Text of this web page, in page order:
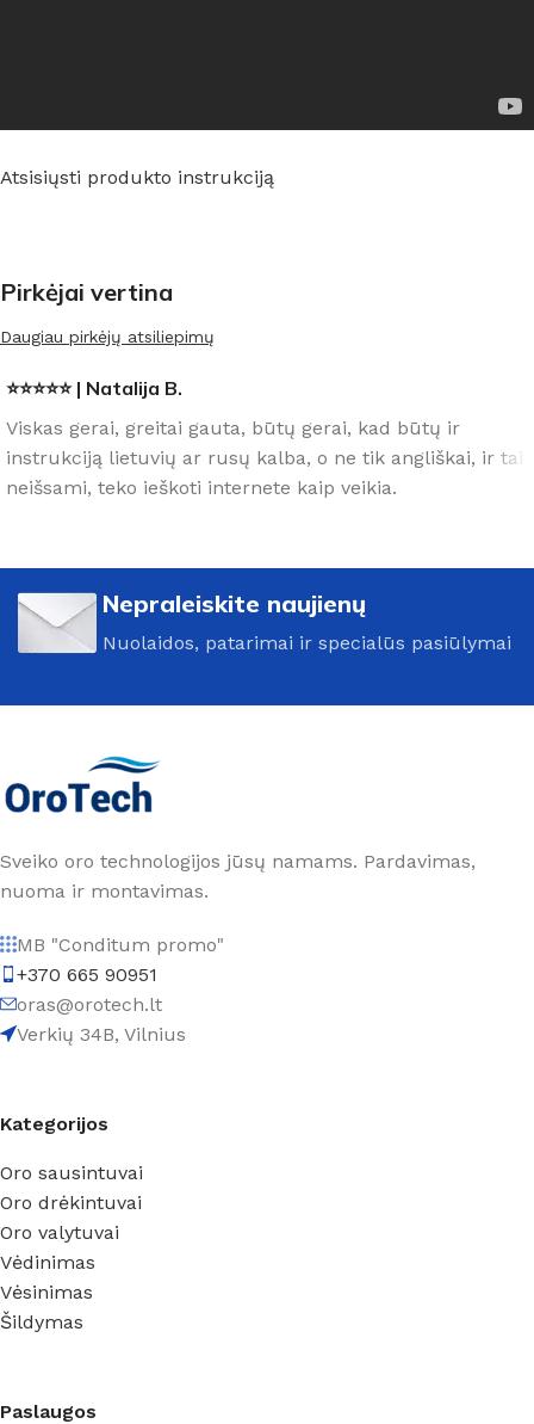
Atsisiųsti produkto instrukciją
Pirkėjai vertina
Daugiau pirkėjų atsiliepimų
⭐⭐⭐⭐⭐ | Natalija B.
Viskas gerai, greitai gauta, būtų gerai, kad būtų ir
instrukciją lietuvių ar rusų kalba, o ne tik angliškai, ir tai
neišsami, teko ieškoti internete kaip veikia.
Nepraleiskite naujienų
Nuolaidos, patarimai ir specialūs pasiūlymai
Sveiko oro technologijos jūsų namams. Pardavimas,
nuoma ir montavimas.
MB "Conditum promo"
+370 665 90951
oras@orotech.lt
Verkių 34B, Vilnius
Kategorijos
Oro sausintuvai
Oro drėkintuvai
Oro valytuvai
Vėdinimas
Vėsinimas
Šildymas
Paslaugos